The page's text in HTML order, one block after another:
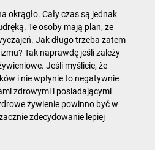
okrągło. Cały czas są jednak
Te osoby mają plan, że
Jak długo trzeba zatem
Tak naprawdę jeśli zależy
Jeśli myślicie, że
i nie wpłynie to negatywnie
zdrowymi i posiadającymi
żywienie powinno być w
zdecydowanie lepiej